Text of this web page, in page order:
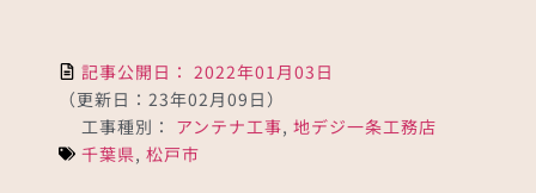
記事公開日： 2022年01月03日
（更新日：23年02月09日）
工事種別： アンテナ工事,地デジ一条工務店
千葉県,松戸市